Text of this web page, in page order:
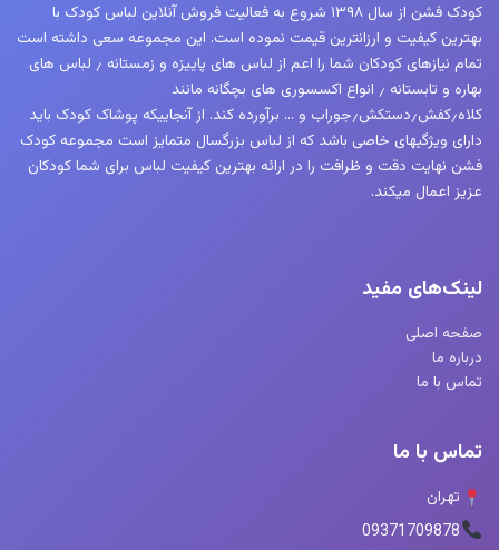
کودک فشن از سال ۱۳۹۸ شروع به فعالیت فروش آنلاین لباس کودک با
بهترین کیفیت و ارزانترین قیمت نموده است. این مجموعه سعی داشته است
تمام نیازهای کودکان شما را اعم از لباس های پاییزه و زمستانه ٫ لباس های
بهاره و تابستانه ٫ انواع اکسسوری های بچگانه مانند
کلاه٫کفش٫دستکش٫جوراب و … برآورده کند. از آنجاییکه پوشاک کودک باید
دارای ویژگیهای خاصی باشد که از لباس بزرگسال متمایز است مجموعه کودک
فشن نهایت دقت و ظرافت را در ارائه بهترین کیفیت لباس برای شما کودکان
عزیز اعمال میکند.
لینک‌های مفید
صفحه اصلی
درباره ما
تماس با ما
تماس با ما
تهران
09371709878